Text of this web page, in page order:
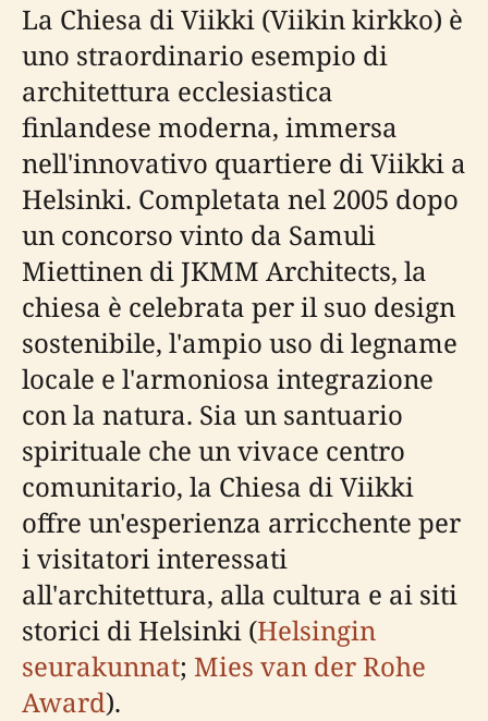
La Chiesa di Viikki (Viikin kirkko) è
uno straordinario esempio di
architettura ecclesiastica
finlandese moderna, immersa
nell'innovativo quartiere di Viikki a
Helsinki. Completata nel 2005 dopo
un concorso vinto da Samuli
Miettinen di JKMM Architects, la
chiesa è celebrata per il suo design
sostenibile, l'ampio uso di legname
locale e l'armoniosa integrazione
con la natura. Sia un santuario
spirituale che un vivace centro
comunitario, la Chiesa di Viikki
offre un'esperienza arricchente per
i visitatori interessati
all'architettura, alla cultura e ai siti
storici di Helsinki (Helsingin
seurakunnat; Mies van der Rohe
Award).